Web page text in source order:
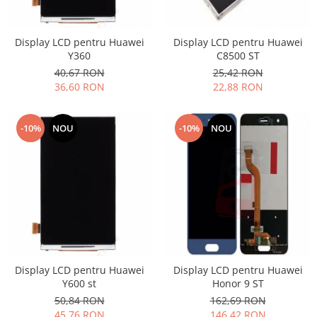
Vodafone
Touchscreen
Acer
ALCATEL
Google
Iphone
MEIZU
Display LCD pentru Huawei
Y360
40,67 RON
36,60 RON
Display LCD pentru Huawei
C8500 ST
25,42 RON
22,88 RON
-10% NOU
Display LCD pentru Huawei
Y600 st
50,84 RON
-10% NOU
Display LCD pentru Huawei
Honor 9 ST
162,69 RON